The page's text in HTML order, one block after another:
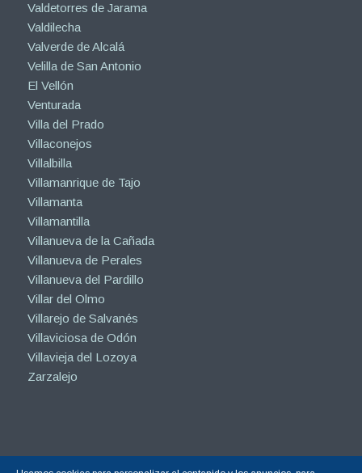
Valdetorres de Jarama
Valdilecha
Valverde de Alcalá
Velilla de San Antonio
El Vellón
Venturada
Villa del Prado
Villaconejos
Villalbilla
Villamanrique de Tajo
Villamanta
Villamantilla
Villanueva de la Cañada
Villanueva de Perales
Villanueva del Pardillo
Villar del Olmo
Villarejo de Salvanés
Villaviciosa de Odón
Villavieja del Lozoya
Zarzalejo